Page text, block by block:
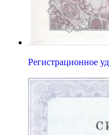
Регистрационное